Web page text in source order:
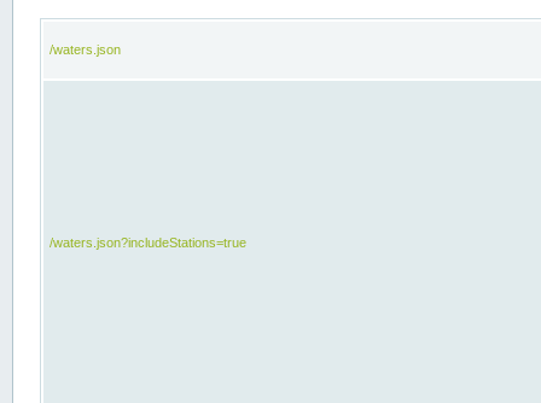
/waters.json
/waters.json?includeStations=true